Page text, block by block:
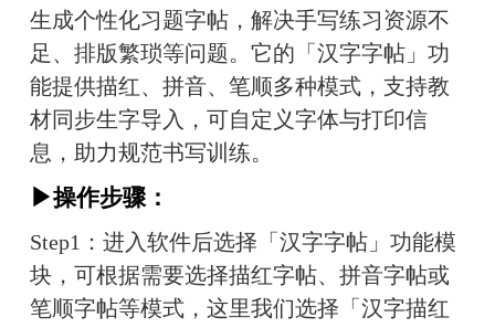
生成个性化习题字帖，解决手写练习资源不
足、排版繁琐等问题。它的「汉字字帖」功
能提供描红、拼音、笔顺多种模式，支持教
材同步生字导入，可自定义字体与打印信
息，助力规范书写训练。
▶操作步骤：
Step1：进入软件后选择「汉字字帖」功能模
块，可根据需要选择描红字帖、拼音字帖或
笔顺字帖等模式，这里我们选择「汉字描红